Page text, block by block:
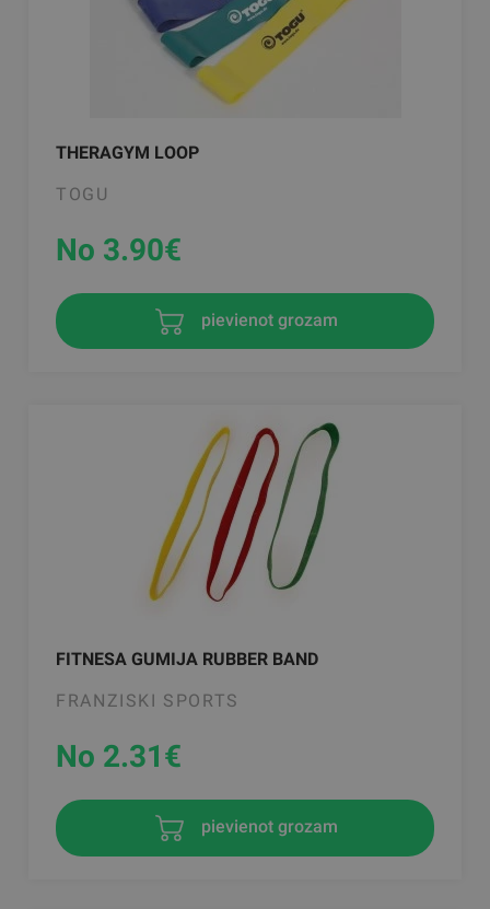
THERAGYM LOOP
TOGU
No 3.90€
pievienot grozam
FITNESA GUMIJA RUBBER BAND
FRANZISKI SPORTS
No 2.31€
pievienot grozam